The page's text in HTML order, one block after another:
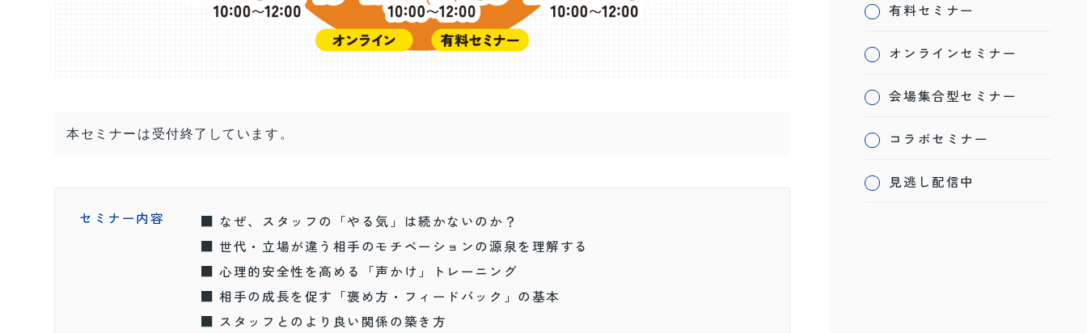
本セミナーは受付終了しています。
セミナー内容
■ なぜ、スタッフの「やる気」は続かないのか？
■ 世代・立場が違う相手のモチベーションの源泉を理解する
■ 心理的安全性を高める「声かけ」トレーニング
■ 相手の成長を促す「褒め方・フィードバック」の基本
■ スタッフとのより良い関係の築き方
有料セミナー
オンラインセミナー
会場集合型セミナー
コラボセミナー
見逃し配信中